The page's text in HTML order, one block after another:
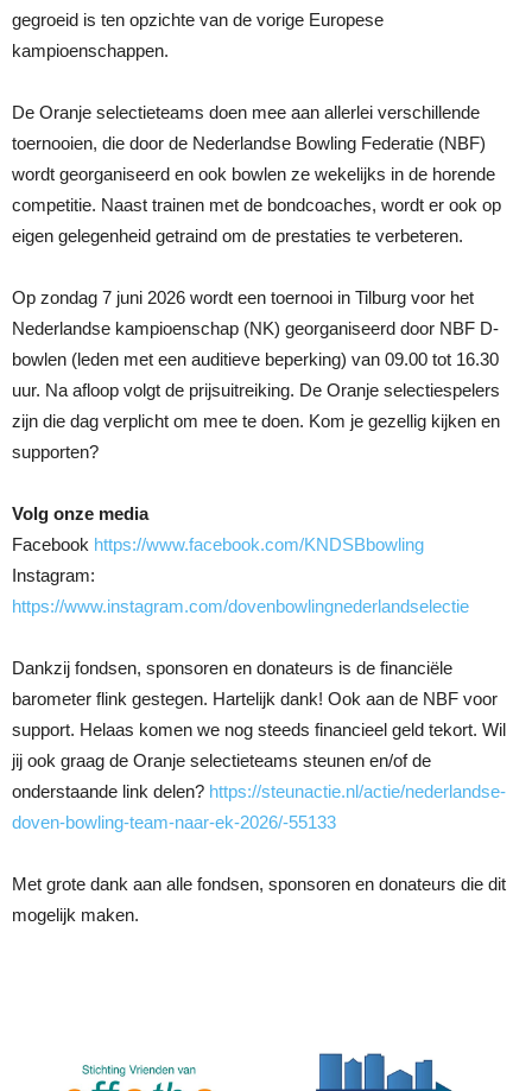
gegroeid is ten opzichte van de vorige Europese
kampioenschappen.
De Oranje selectieteams doen mee aan allerlei verschillende
toernooien, die door de Nederlandse Bowling Federatie (NBF)
wordt georganiseerd en ook bowlen ze wekelijks in de horende
competitie. Naast trainen met de bondcoaches, wordt er ook op
eigen gelegenheid getraind om de prestaties te verbeteren.
Op zondag 7 juni 2026 wordt een toernooi in Tilburg voor het
Nederlandse kampioenschap (NK) georganiseerd door NBF D-
bowlen (leden met een auditieve beperking) van 09.00 tot 16.30
uur. Na afloop volgt de prijsuitreiking. De Oranje selectiespelers
zijn die dag verplicht om mee te doen. Kom je gezellig kijken en
supporten?
Volg onze media
Facebook https://www.facebook.com/KNDSBbowling
Instagram:
https://www.instagram.com/dovenbowlingnederlandselectie
Dankzij fondsen, sponsoren en donateurs is de financiële
barometer flink gestegen. Hartelijk dank! Ook aan de NBF voor
support. Helaas komen we nog steeds financieel geld tekort. Wil
jij ook graag de Oranje selectieteams steunen en/of de
onderstaande link delen? https://steunactie.nl/actie/nederlandse-
doven-bowling-team-naar-ek-2026/-55133
Met grote dank aan alle fondsen, sponsoren en donateurs die dit
mogelijk maken.